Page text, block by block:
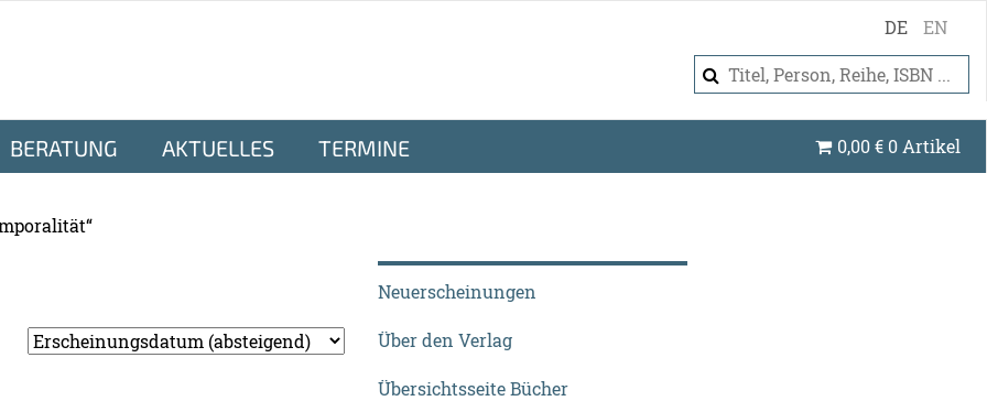
DE EN
BERATUNG AKTUELLES TERMINE 0,00€ 0 Artikel
Neuerscheinungen
Über den Verlag
Übersichtsseite Bücher